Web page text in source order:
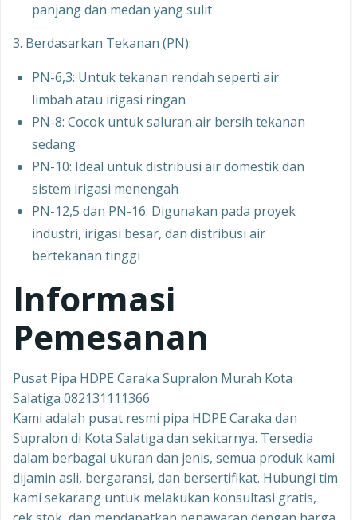
panjang dan medan yang sulit
3. Berdasarkan Tekanan (PN):
PN-6,3: Untuk tekanan rendah seperti air
limbah atau irigasi ringan
PN-8: Cocok untuk saluran air bersih tekanan
sedang
PN-10: Ideal untuk distribusi air domestik dan
sistem irigasi menengah
PN-12,5 dan PN-16: Digunakan pada proyek
industri, irigasi besar, dan distribusi air
bertekanan tinggi
Informasi
Pemesanan
Pusat Pipa HDPE Caraka Supralon Murah Kota
Salatiga 082131111366
Kami adalah pusat resmi pipa HDPE Caraka dan
Supralon di Kota Salatiga dan sekitarnya. Tersedia
dalam berbagai ukuran dan jenis, semua produk kami
dijamin asli, bergaransi, dan bersertifikat. Hubungi tim
kami sekarang untuk melakukan konsultasi gratis,